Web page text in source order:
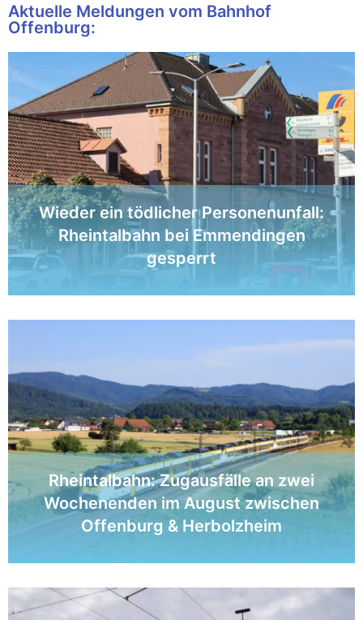
Aktuelle Meldungen vom Bahnhof
Offenburg:
Wieder ein tödlicher Personenunfall:
Rheintalbahn bei Emmendingen
gesperrt
Rheintalbahn: Zugausfälle an zwei
Wochenenden im August zwischen
Offenburg & Herbolzheim